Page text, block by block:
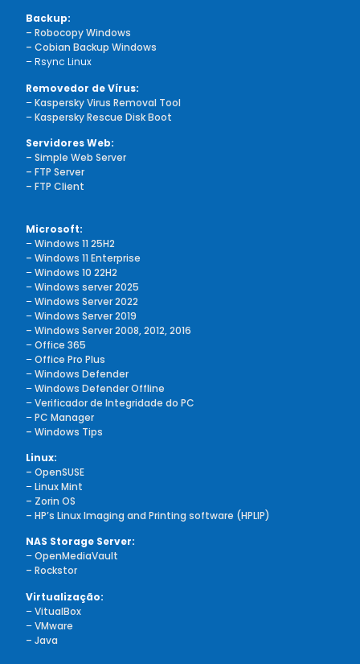
Backup:
– Robocopy Windows
– Cobian Backup Windows
– Rsync Linux
Removedor de Vírus:
–Kaspersky Virus Removal Tool
–Kaspersky Rescue Disk Boot
Servidores Web:
– Simple Web Server
– FTP Server
– FTP Client
Microsoft:
–Windows 11 25H2
– Windows 11 Enterprise
–Windows 10 22H2
–Windows server 2025
–Windows Server 2022
–Windows Server 2019
– Windows Server 2008, 2012, 2016
–Office 365
–Office Pro Plus
–Windows Defender
–Windows Defender Offline
–Verificador de Integridade do PC
–PC Manager
– Windows Tips
Linux:
– OpenSUSE
–Linux Mint
– Zorin OS
– HP’s Linux Imaging and Printing software (HPLIP)
NAS Storage Server:
–OpenMediaVault
– Rockstor
Virtualização:
–VitualBox
–VMware
– Java